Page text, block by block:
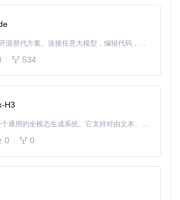
。
工具的高级功能
，该工具还提供了更多实用功能：
建：时间线模块
类：分类模块
能恢复文件，还能更好地整理和管理聊天记
的微信Dat文件恢复场景？欢迎在评论区分
方案。
Claude Code 的开源替代方案。连接任意大模型，编辑代码，运行命令，自动验证 — 全自动执行。用 Rust 构建，极致性能。 ｜ An open-source alternative to Claude Code. Connect any LLM, edit code, run commands, and verify changes — autonomously. Built in Rust for speed. Get Started
534
H3
MiniMax H3 是一个通用的全模态生成系统。它支持对由文本、图像、视频和音频组成的多模态上下文进行统一理解，并能生成分辨率高达 2K、时长可达 15 秒的带原生立体声音频的视频。得益于面向任务泛化的系统设计，H3 在预训练阶段就已具备广泛的多模态上下文理解与生成能力，能够出色地执行复杂的多模态指令。
0 0